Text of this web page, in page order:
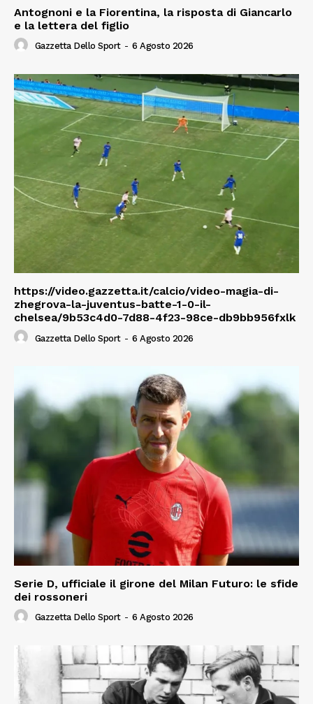
Antognoni e la Fiorentina, la risposta di Giancarlo
e la lettera del figlio
Gazzetta Dello Sport - 6 Agosto 2026
https://video.gazzetta.it/calcio/video-magia-di-
zhegrova-la-juventus-batte-1-0-il-
chelsea/9b53c4d0-7d88-4f23-98ce-db9bb956fxlk
Gazzetta Dello Sport - 6 Agosto 2026
Serie D, ufficiale il girone del Milan Futuro: le sfide
dei rossoneri
Gazzetta Dello Sport - 6 Agosto 2026